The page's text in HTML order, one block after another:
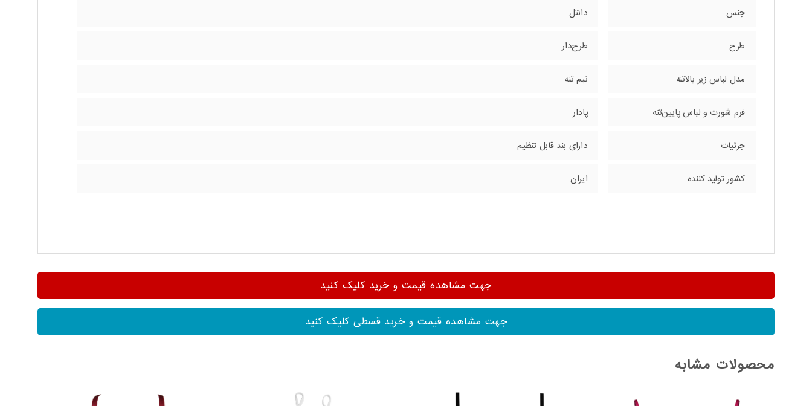
جنس دانتل
طرح طرح‌دار
مدل لباس زیر بالاتنه نیم تنه
فرم شورت و لباس پایین‌تنه پادار
جزئیات دارای بند قابل تنظیم
کشور تولید کننده ایران
جهت مشاهده قیمت و خرید کلیک کنید
جهت مشاهده قیمت و خرید قسطی کلیک کنید
محصولات مشابه